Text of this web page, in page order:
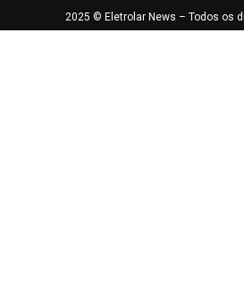
2025 © Eletrolar News – Todos os